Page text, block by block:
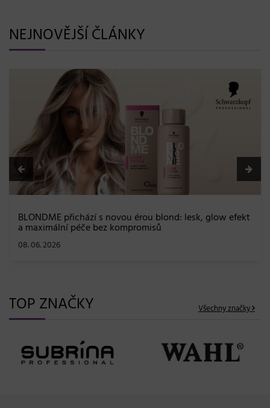
NEJNOVĚJŠÍ ČLÁNKY
BLONDME přichází s novou érou blond: lesk, glow efekt
a maximální péče bez kompromisů
08. 06. 2026
TOP ZNAČKY Všechny značky